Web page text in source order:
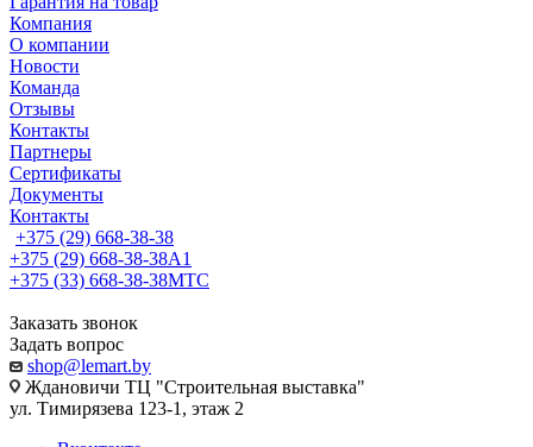
Компания
О компании
Новости
Команда
Отзывы
Контакты
Партнеры
Сертификаты
Документы
Контакты
+375 (29) 668-38-38
+375 (29) 668-38-38A1
+375 (33) 668-38-38МТС
Заказать звонок
Задать вопрос
shop@lemart.by
Ждановичи ТЦ "Строительная выставка"
ул. Тимирязева 123-1, этаж 2